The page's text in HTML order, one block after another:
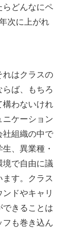
らどんなにペ
次に上がれ
れはクラスの
ば、もちろ
構わないけれ
ニケーション
社組織の中で
、異業種・
境で自由に議
す。クラス
ドやキャリ
できることは
フも巻き込ん